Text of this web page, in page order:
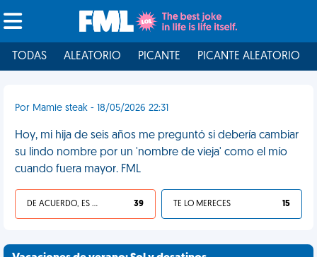
TODAS ALEATORIO PICANTE PICANTE ALEATORIO
Por Mamie steak - 18/05/2026 22:31
Hoy, mi hija de seis años me preguntó si debería cambiar
su lindo nombre por un 'nombre de vieja' como el mío
cuando fuera mayor. FML
DE ACUERDO, ES UNA VIDA HP 39 TE LO MERECES 15